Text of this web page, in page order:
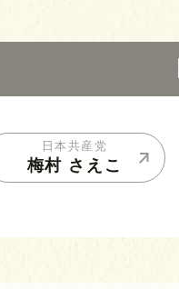
日本共産党
梅村 さえこ